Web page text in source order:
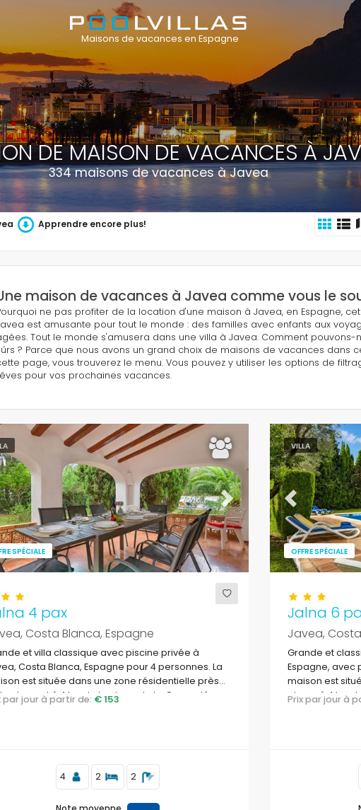
DE MAISON DE VACANCES À
334 maisons de vacances à Javea
Apprendre encore plus!
maison de vacances à Javea comme vous le
ne pas profiter de la location d'une maison à Javea, en Espagne,
est amusante pour tout le monde : des familles avec enfants aux
Tout le monde s'amusera dans une villa à Javea. Comment pouvons-
? Parce que nous avons un grand choix de maisons de vacances dans
page, vous trouverez le menu. Vous pouvez y utiliser les options de
pour vos prochaines vacances.
SPÉCIALE
Next
4 pax
Costa Blanca, Espagne
et villa classique avec piscine privée à
Costa Blanca, Espagne pour 4 personnes. La
est située dans une zone résidentielle près
plage et à 4 km de la plage de La Grava, Jávea.
par jour à partir de: € 153
4 2 2
VILLA
OFFRE SPÉCIALE
Previous
Jalna 6
Javea,
Grande et
Espagne, avec
maison est
plage, à 4 km
Prix par jour à
Maisons de vacances en Espagne